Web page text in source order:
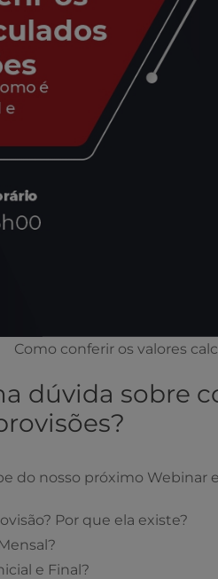
Como conferir os valores
dúvida sobre
do nosso próximo
Por que ela existe?
e Final?